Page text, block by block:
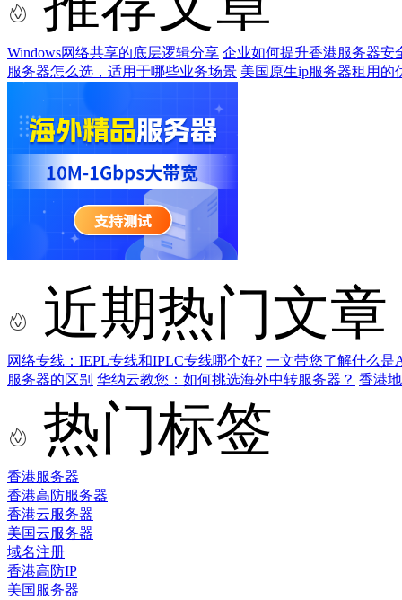
Windows网络共享的底层逻辑分享 企业如何提升香港服务器安
服务器怎么选，适用于哪些业务场景 美国原生ip服务器租用的
近期热门文章
网络专线：IEPL专线和IPLC专线哪个好? 一文带您了解什么是
服务器的区别 华纳云教您：如何挑选海外中转服务器？ 香港
热门标签
香港服务器
香港高防服务器
香港云服务器
美国云服务器
域名注册
香港高防IP
美国服务器